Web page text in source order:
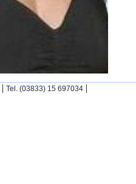
| Tel. (03833) 15 697034 |